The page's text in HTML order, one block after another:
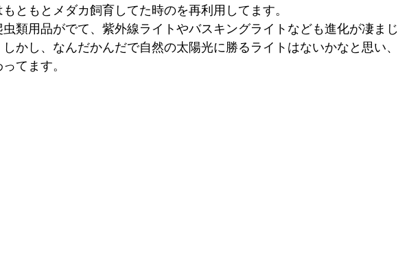
ともとメダカ飼育してた時のを再利用してます。
類用品がでて、紫外線ライトやバスキングライトなども進化が凄まじ
かし、なんだかんだで自然の太陽光に勝るライトはないかなと思い、
てます。